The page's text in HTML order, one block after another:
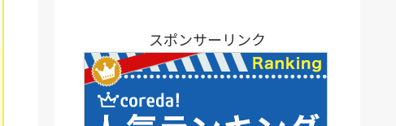
スポンサーリンク